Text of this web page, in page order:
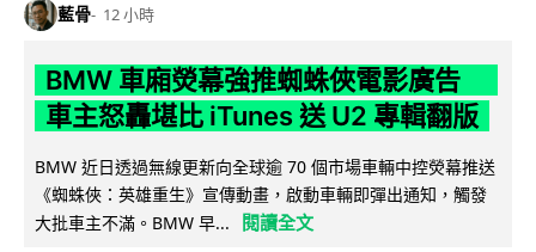
藍骨 12 小時
BMW 車廂熒幕強推蜘蛛俠電影廣告
車主怒轟堪比 iTunes 送 U2 專輯翻版
BMW 近日透過無線更新向全球逾 70 個市場車輛中控熒幕推送
《蜘蛛俠：英雄重生》宣傳動畫，啟動車輛即彈出通知，觸發
大批車主不滿。BMW 早...
閱讀全文